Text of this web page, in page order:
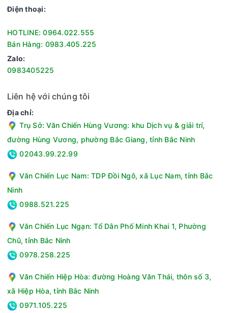
Điện thoại:
HOTLINE: 0964.022.555
Bán Hàng: 0983.405.225
Zalo:
0983405225
Liên hệ với chúng tôi
Địa chỉ:
Trụ Sở: Văn Chiến Hùng Vương: khu Dịch vụ & giải trí,
đường Hùng Vương, phường Bắc Giang, tỉnh Bắc Ninh
02043.99.22.99
Văn Chiến Lục Nam: TDP Đồi Ngô, xã Lục Nam, tỉnh Bắc
Ninh
0988.521.225
Văn Chiến Lục Ngạn: Tổ Dân Phố Minh Khai 1, Phường
Chũ, tỉnh Bắc Ninh
0978.258.225
Văn Chiến Hiệp Hòa: đường Hoàng Văn Thái, thôn số 3,
xã Hiệp Hòa, tỉnh Bắc Ninh
0971.105.225